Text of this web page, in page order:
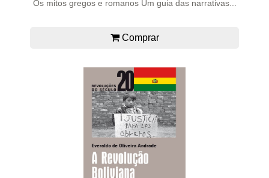
Os mitos gregos e romanos Um guia das narrativas...
Comprar